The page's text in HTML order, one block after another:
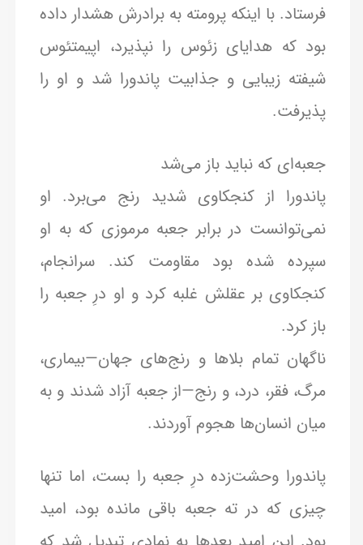
فرستاد. با اینکه پرومته به برادرش هشدار داده
بود که هدایای زئوس را نپذیرد، اپیمتئوس
شیفته زیبایی و جذابیت پاندورا شد و او را
پذیرفت.
جعبه‌ای که نباید باز می‌شد
پاندورا از کنجکاوی شدید رنج می‌برد. او
نمی‌توانست در برابر جعبه مرموزی که به او
سپرده شده بود مقاومت کند. سرانجام،
کنجکاوی بر عقلش غلبه کرد و او درِ جعبه را
باز کرد.
ناگهان تمام بلاها و رنج‌های جهان—بیماری،
مرگ، فقر، درد، و رنج—از جعبه آزاد شدند و به
میان انسان‌ها هجوم آوردند.
پاندورا وحشت‌زده درِ جعبه را بست، اما تنها
چیزی که در ته جعبه باقی مانده بود، امید